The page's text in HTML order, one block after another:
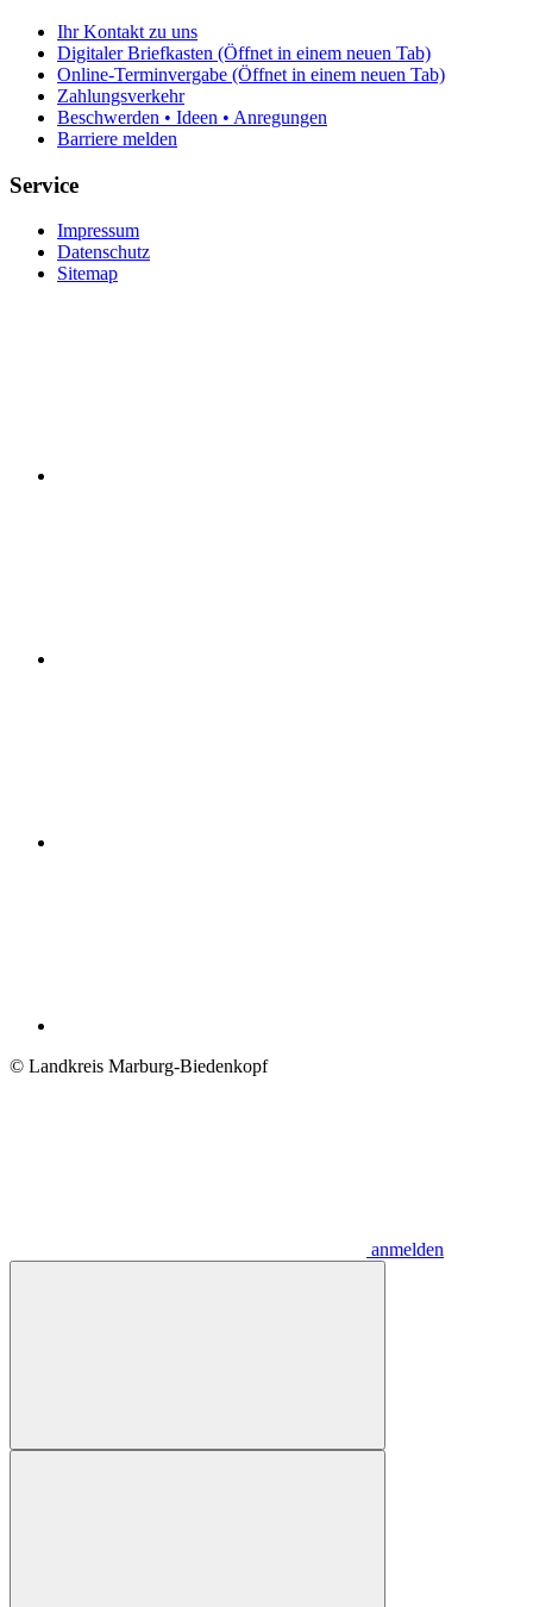
Ihr Kontakt zu uns
Digitaler Briefkasten (Öffnet in einem neuen Tab)
Online-Terminvergabe (Öffnet in einem neuen Tab)
Zahlungsverkehr
Beschwerden • Ideen • Anregungen
Barriere melden
Service
Impressum
Datenschutz
Sitemap
© Landkreis Marburg-Biedenkopf
anmelden